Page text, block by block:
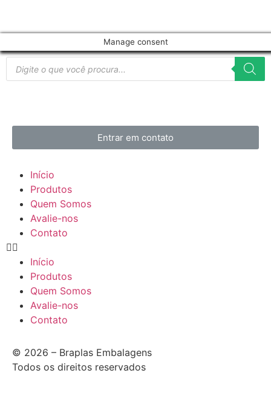
Manage consent
Entrar em contato
Início
Produtos
Quem Somos
Avalie-nos
Contato
Início
Produtos
Quem Somos
Avalie-nos
Contato
© 2026 – Braplas Embalagens
Todos os direitos reservados